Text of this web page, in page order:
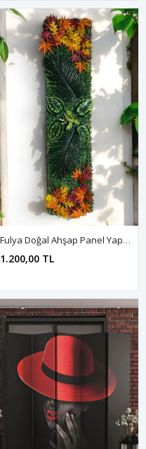
Fulya Doğal Ahşap Panel Yapay Çiçek Bitki Duvar Kaplama
1.200,00 TL